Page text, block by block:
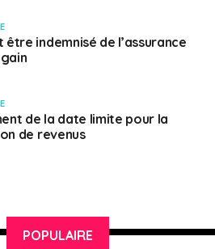
être indemnisé de l’assurance
de la date limite pour la
de revenus
POPULAIRE